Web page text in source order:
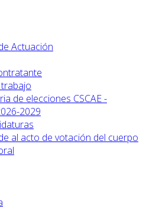
Actuación
de elecciones CSCAE -
2029
al acto de votación del cuerpo